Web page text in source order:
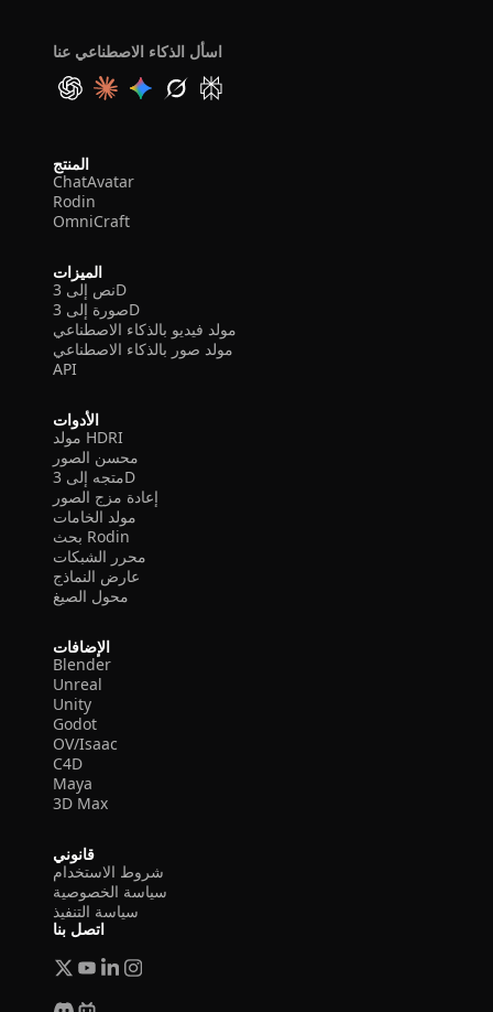
اسأل الذكاء الاصطناعي عنا
المنتج
ChatAvatar
Rodin
OmniCraft
الميزات
نص إلى 3D
صورة إلى 3D
مولد فيديو بالذكاء الاصطناعي
مولد صور بالذكاء الاصطناعي
API
الأدوات
مولد HDRI
محسن الصور
متجه إلى 3D
إعادة مزج الصور
مولد الخامات
بحث Rodin
محرر الشبكات
عارض النماذج
محول الصيغ
الإضافات
Blender
Unreal
Unity
Godot
OV/Isaac
C4D
Maya
3D Max
قانوني
شروط الاستخدام
سياسة الخصوصية
سياسة التنفيذ
اتصل بنا